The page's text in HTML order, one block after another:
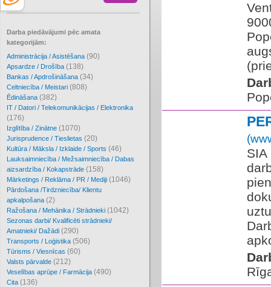
Darba piedāvājumi pēc amata
kategorijām:
Administrācija / Asistēšana (90)
Apsardze / Drošība (138)
Bankas / Apdrošināšana (34)
Celtniecība / Meistari (808)
Ēdināšana (382)
IT / Datori / Telekomunikācijas / Elektronika
(176)
Izglītība / Zinātne (1070)
Jurisprudence / Tieslietas (20)
Kultūra / Māksla / Izklaide / Sports (46)
Lauksaimniecība / Mežsaimniecība / Dabas
aizsardzība / Kokapstrāde (158)
Mārketings / Reklāma / PR / Mediji (1046)
Pārdošana /Tirdzniecība/ Klientu
apkalpošana (2)
Ražošana / Mehānika / Strādnieki (1042)
Sezonas darbi/ Kvalificēti strādnieki/
Amatnieki/ Dažādi (290)
Transports / Loģistika (506)
Tūrisms / Viesnīcas (60)
Valsts pārvalde (212)
Veselības aprūpe / Farmācija (490)
Cita (136)
SIA